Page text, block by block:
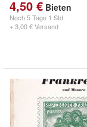
4,50 € Bieten
Noch5 Tage 1 Std.
+ 3,00 € Versand